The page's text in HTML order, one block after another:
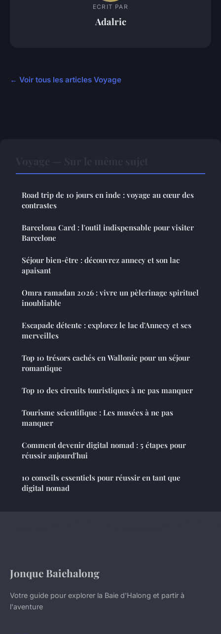
ECRIT PAR
Adalric
← Voir tous les articles Voyage
Road trip de 10 jours en inde : voyage au cœur des
contrastes
Barcelona Card : l'outil indispensable pour visiter
Barcelone
Séjour bien-être : découvrez annecy et son lac
apaisant
Omra ramadan 2026 : vivre un pèlerinage spirituel
inoubliable
Escapade détente : explorez le lac d'Annecy et ses
merveilles
Top 10 trésors cachés en Wallonie pour un séjour
romantique
Top 10 des circuits touristiques à ne pas manquer
Tourisme scientifique : Les musées à ne pas
manquer
Comment devenir digital nomad : 5 étapes pour
réussir aujourd'hui
10 conseils essentiels pour réussir en tant que
digital nomad
Jonque Baiehalong
Votre guide pour explorer la Baie d'Halong et partir à
l'aventure